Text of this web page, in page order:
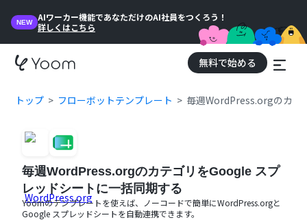
NEW
AIワーカー機能であなただけのAI社員をつくろう！
詳しくはこちら
無料で始める
トップ フローボットテンプレート 毎週WordPress.orgのカテ
毎週WordPress.orgのカテゴリをGoogle スプ
レッドシートに一括同期する
Yoomのテンプレートを使えば、ノーコードで簡単にWordPress.orgと
Google スプレッドシートを自動連携できます。